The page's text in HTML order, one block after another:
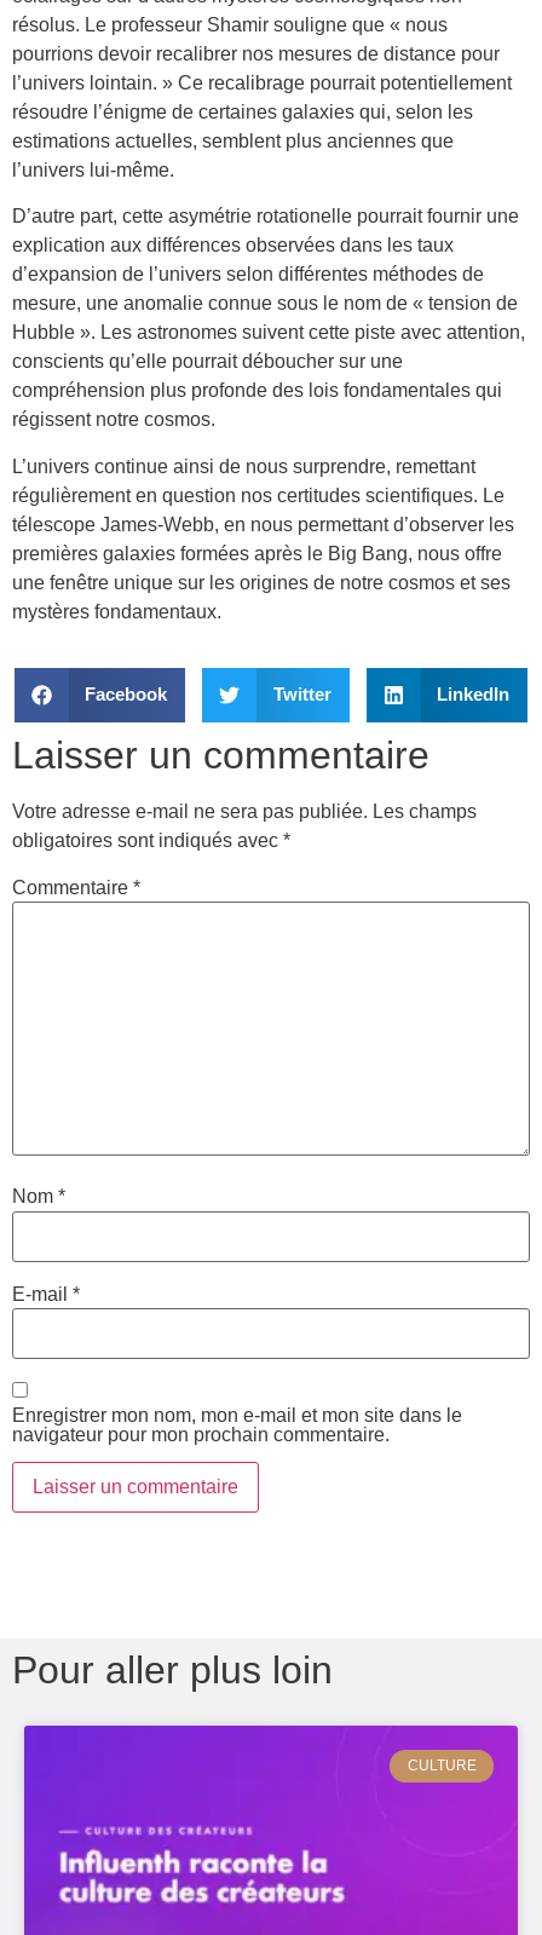
résolus. Le professeur Shamir souligne que « nous
pourrions devoir recalibrer nos mesures de distance pour
l’univers lointain. » Ce recalibrage pourrait potentiellement
résoudre l’énigme de certaines galaxies qui, selon les
estimations actuelles, semblent plus anciennes que
l’univers lui-même.
D’autre part, cette asymétrie rotationelle pourrait fournir une
explication aux différences observées dans les taux
d’expansion de l’univers selon différentes méthodes de
mesure, une anomalie connue sous le nom de « tension de
Hubble ». Les astronomes suivent cette piste avec attention,
conscients qu’elle pourrait déboucher sur une
compréhension plus profonde des lois fondamentales qui
régissent notre cosmos.
L’univers continue ainsi de nous surprendre, remettant
régulièrement en question nos certitudes scientifiques. Le
télescope James-Webb, en nous permettant d’observer les
premières galaxies formées après le Big Bang, nous offre
une fenêtre unique sur les origines de notre cosmos et ses
mystères fondamentaux.
Facebook Twitter LinkedIn
Laisser un commentaire
Votre adresse e-mail ne sera pas publiée. Les champs
obligatoires sont indiqués avec *
Commentaire *
Nom *
E-mail *
Enregistrer mon nom, mon e-mail et mon site dans le
navigateur pour mon prochain commentaire.
Pour aller plus loin
CULTURE